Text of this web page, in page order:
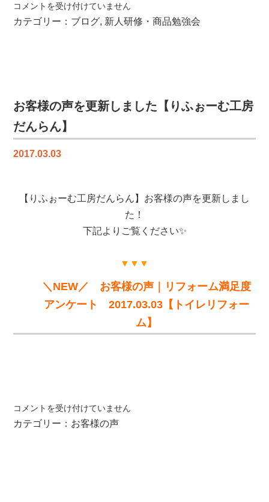
ガ
ス
会
コメントを受け付けていません
カテゴリー： ブログ, 新人研修・商品勉強会
お客様の声を更新しました【りふぉーむ工房
だんらん】
2017.03.03
【りふぉーむ工房だんらん】お客様の声を更新しまし
た！
下記よりご覧ください✨
▼▼▼
＼NEW／ お客様の声｜リフォーム満足度
アンケート 2017.03.03【トイレリフォー
ム】
お
客
コメントを受け付けていません
カテゴリー： お客様の声